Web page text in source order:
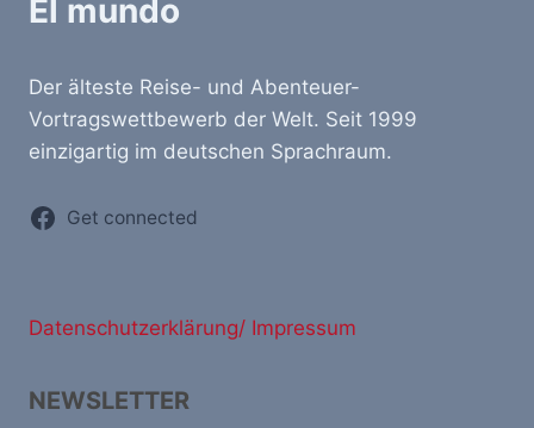
El mundo
Der älteste Reise- und Abenteuer-
Vortragswettbewerb der Welt. Seit 1999
einzigartig im deutschen Sprachraum.
Get connected
Datenschutzerklärung/ Impressum
NEWSLETTER